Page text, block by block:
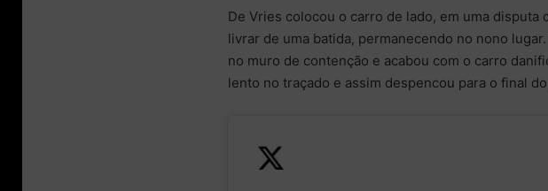
De Vries colocou o carro de lado, em uma disputa
livrar de uma batida, permanecendo no nono
no muro de contenção e acabou com o carro
lento no traçado e assim despencou para o final